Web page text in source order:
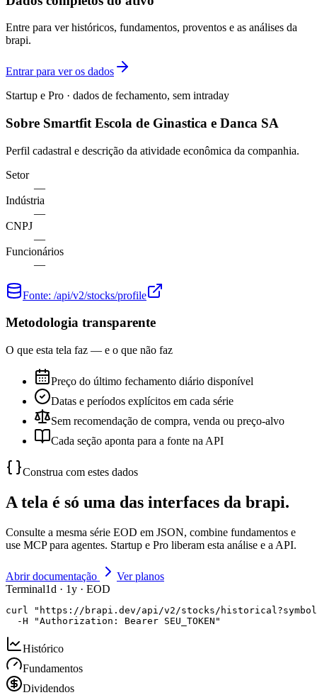
Entre para ver históricos, fundamentos, proventos e as análises da
brapi.
Entrar para ver os dados
Startup e Pro · dados de fechamento, sem intraday
Sobre Smartfit Escola de Ginastica e Danca SA
Perfil cadastral e descrição da atividade econômica da companhia.
Setor
—
Indústria
—
CNPJ
—
Funcionários
—
Fonte: /api/v2/stocks/profile
Metodologia transparente
O que esta tela faz — e o que não faz
Preço do último fechamento diário disponível
Datas e períodos explícitos em cada série
Sem recomendação de compra, venda ou preço-alvo
Cada seção aponta para a fonte na API
Construa com estes dados
A tela é só uma das interfaces da brapi.
Consulte a mesma série EOD em JSON, combine fundamentos e
use MCP para agentes. Startup e Pro liberam esta análise e a API.
Abrir documentação
Ver planos
Terminal1d · 1y · EOD
curl "https://brapi.dev/api/v2/stocks/
  -H "Authorization: Bearer SEU_TOKEN"
Histórico
Fundamentos
Dividendos